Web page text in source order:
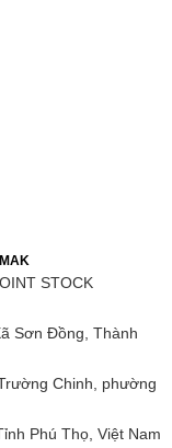
STOCK
Sơn Đồng, Thành
Chinh, phường
Phú Thọ, Việt Nam